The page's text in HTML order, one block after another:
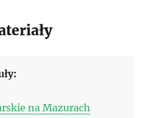
na Mazurach